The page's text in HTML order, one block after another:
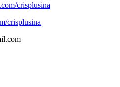
crisplusina
crisplusina